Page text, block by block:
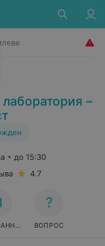
–
до 15:30
4.7
ВОПРОС